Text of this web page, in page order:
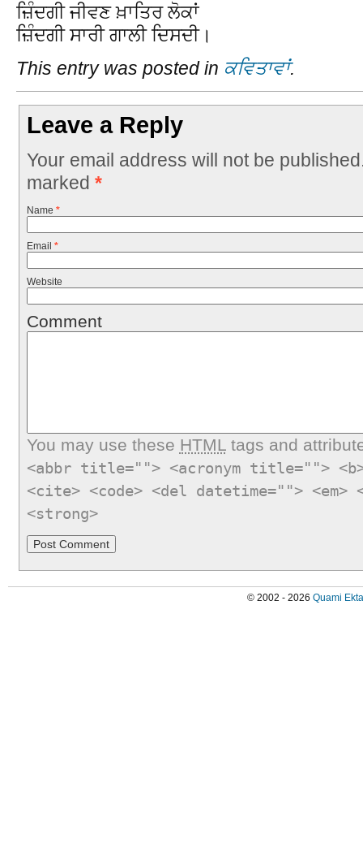
ਜ਼ਿੰਦਗੀ ਜੀਵਣ ਖ਼ਾਤਿਰ ਲੋਕਾਂ
ਜ਼ਿੰਦਗੀ ਸਾਰੀ ਗਾਲੀ ਦਿਸਦੀ।
This entry was posted in ਕਵਿਤਾਵਾਂ.
Leave a Reply
Your email address will not be
marked *
Name *
Email *
Website
Comment
You may use these HTMLtags and
<abbr title=""> <acronym title="">
<cite> <code> <del datetime="">
<strong>
© 2002 - 2026 Quami